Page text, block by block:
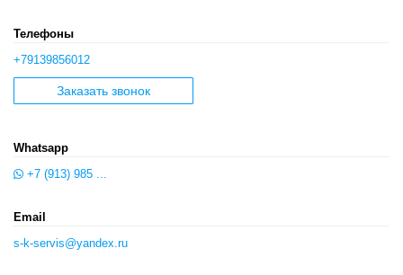
Телефоны
+79139856012
Заказать звонок
Whatsapp
+7 (913) 985 ...
Email
s-k-servis@yandex.ru